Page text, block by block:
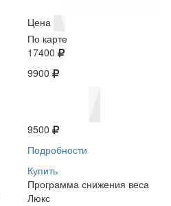
Цена
По карте
17400
9900
9500
Подробности
Купить
Программа снижения веса
Люкс